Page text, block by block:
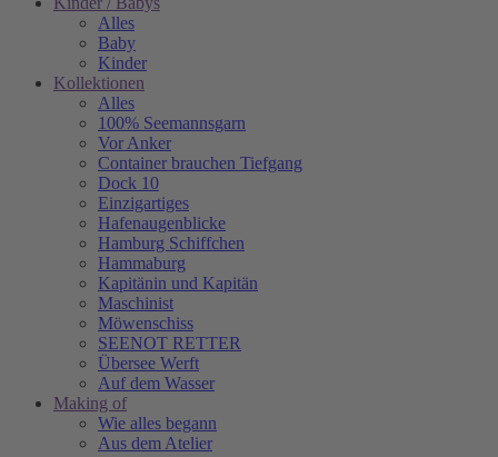
Alles
Baby
Kinder
Kollektionen
Alles
100% Seemannsgarn
Vor Anker
Container brauchen Tiefgang
Dock 10
Einzigartiges
Hafenaugen­blicke
Hamburg Schiffchen
Hammaburg
Kapitänin und Kapitän
Maschinist
Möwenschiss
SEENOT RETTER
Übersee Werft
Auf dem Wasser
Making of
Wie alles begann
Aus dem Atelier